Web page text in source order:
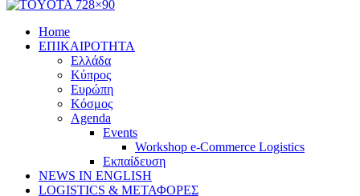
Home
ΕΠΙΚΑΙΡΟΤΗΤΑ
Ελλάδα
Κύπρος
Ευρώπη
Κόσμος
Agenda
Events
Workshop e-Commerce Logistics
Εκπαίδευση
NEWS IN ENGLISH
LOGISTICS & ΜΕΤΑΦΟΡΕΣ